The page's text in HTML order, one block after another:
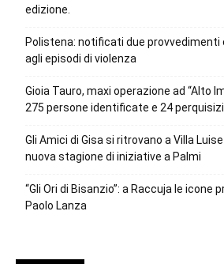
edizione.
Polistena: notificati due provvedimenti
agli episodi di violenza
Gioia Tauro, maxi operazione ad “Alto
275 persone identificate e 24
Gli Amici di Gisa si ritrovano a Villa
nuova stagione di iniziative a Palmi
“Gli Ori di Bisanzio”: a Raccuja le icone
Paolo Lanza